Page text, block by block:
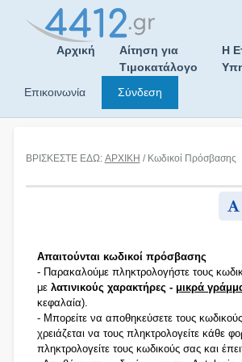
Αρχική
Αίτηση για
Τιμοκατάλογο
Η
Επικοινωνία
Σύνδεση
ΒΡΙΣΚΕΣΤΕ ΕΔΩ: ΑΡΧΙΚΗ / Κωδικοί Πρόσβασης
Απαιτούνται κωδικοί πρόσβασης
- Παρακαλούμε πληκτρολογήστε τους
με λατινικούς χαρακτήρες - μικρά
κεφαλαία).
- Μπορείτε να αποθηκεύσετε τους
χρειάζεται να τους πληκτρολογείτε κάθε
πληκτρολογείτε τους κωδικούς σας και